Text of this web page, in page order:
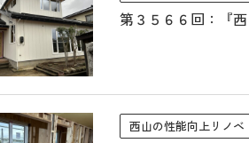
第３５６６回：『
西山の性能向上リノベ